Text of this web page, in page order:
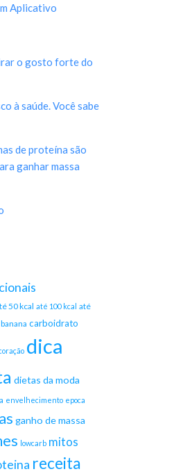
Aplicativo
o gosto forte do
à saúde. Você sabe
de proteína são
ganhar massa
50 kcal até 100 kcal até
banana carboidrato
dica
dietas da moda
envelhecimento epoca
ganho de massa
lowcarb mitos
receita